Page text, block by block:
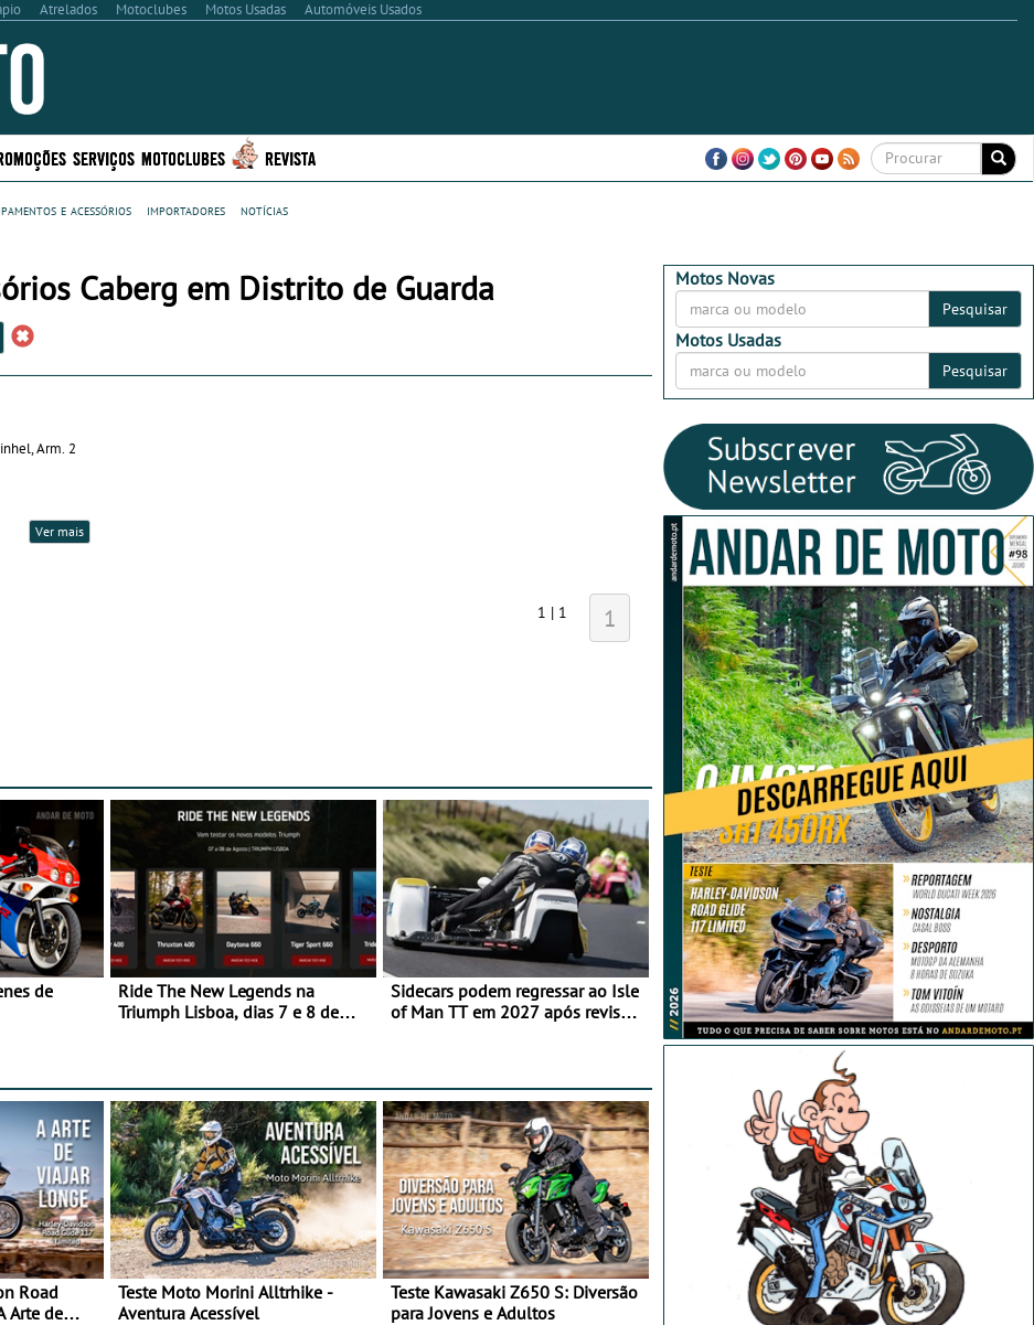
Atrelados Motoclubes Motos Usadas Automóveis Usados
SERVIÇOS MOTOCLUBES REVISTA
e acessórios importadores
notícias
Caberg em Distrito de Guarda
Arm. 2
Ver mais
1 | 1 1
de
Ride The New Legends na
Triumph Lisboa, dias 7 e 8 de
Sidecars podem regressar ao Isle
of Man TT em 2027 após revisão
Road
Arte de
Teste Moto Morini Alltrhike -
Aventura Acessível
Teste Kawasaki Z650 S: Diversão
para Jovens e Adultos
Motos Novas
Pesquisar
Motos Usadas
Pesquisar